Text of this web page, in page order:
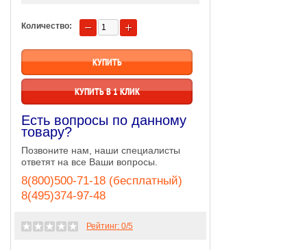
Количество:
КУПИТЬ В 1 КЛИК
Есть вопросы по данному
товару?
Позвоните нам, наши специалисты
ответят на все Ваши вопросы.
8(800)500-71-18 (бесплатный)
8(495)374-97-48
Рейтинг: 0/5